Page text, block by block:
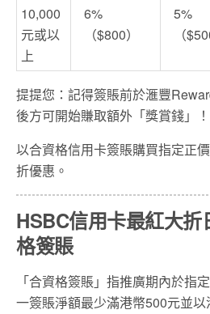
10,000
元或以
上
6%
（$800）
5%
（
提提您：記得簽賬前於滙豐
後方可開始賺取額外「獎賞錢」！
以合資格信用卡簽賬購買指定正
折優惠。
HSBC信用卡最紅大折
格簽賬
「合資格簽賬」指推廣期內於指
一簽賬淨額最少滿港幣500元並